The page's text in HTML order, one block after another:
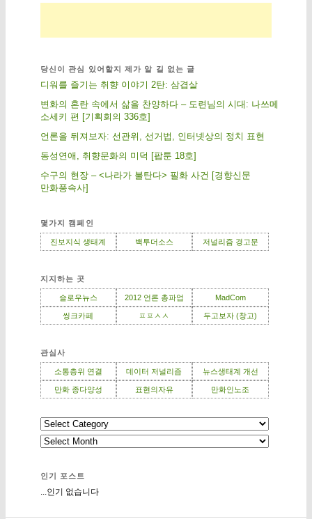
당신이 관심 있어할지 제가 알 길 없는 글
디워를 즐기는 취향 이야기 2탄: 삼겹살
변화의 혼란 속에서 삶을 찬양하다 – 도련님의 시대: 나쓰메
소세키 편 [기획회의 336호]
언론을 뒤져보자: 선관위, 선거법, 인터넷상의 정치 표현
동성연애, 취향문화의 미덕 [팝툰 18호]
수구의 현장 – <나라가 불탄다> 필화 사건 [경향신문
만화풍속사]
몇가지 캠페인
진보지식 생태계 백투더소스 저널리즘 경고문
지지하는 곳
슬로우뉴스 2012 언론 총파업 MadCom
씽크카페 ㅍㅍㅅㅅ 두고보자 (창고)
관심사
소통층위 연결 데이터 저널리즘 뉴스생태계 개선
만화 종다양성 표현의자유 만화인노조
인기 포스트
...인기 없습니다